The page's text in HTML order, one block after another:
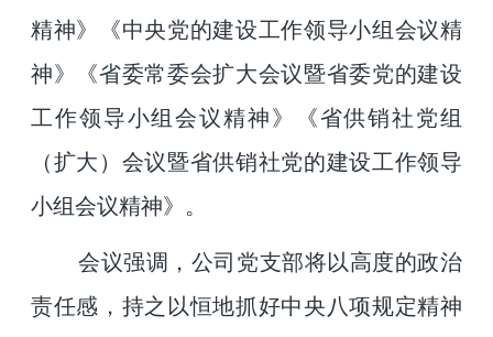
精神》
《中央党的建设工作领导小组会议精
神》
《省委常委会扩大会议暨省委党的建设
工作领导小组会议精神》
《省供销社党组
（扩大）会议暨省供销社党的建设工作领导
小组会议精神》。
会议强调，公司党支部将以高度的政治
责任感，持之以恒地抓好中央八项规定精神